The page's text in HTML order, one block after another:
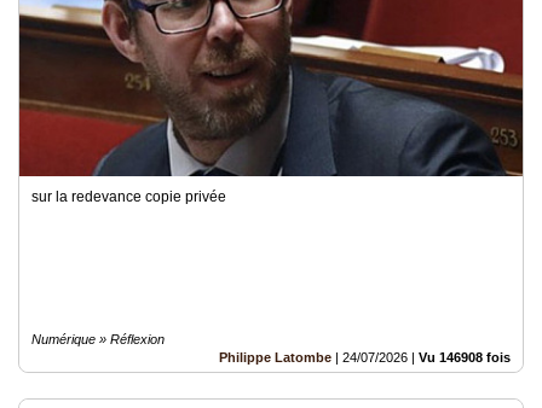
sur la redevance copie privée
Numérique » Réflexion
Philippe Latombe | 24/07/2026 | Vu 146908 fois